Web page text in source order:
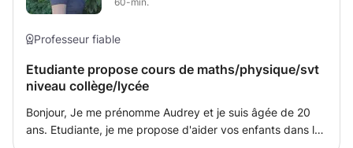
Professeur fiable
Etudiante propose cours de maths/physique/svt
niveau collège/lycée
Bonjour, Je me prénomme Audrey et je suis âgée de 20
ans. Etudiante, je me propose d'aider vos enfants dans les